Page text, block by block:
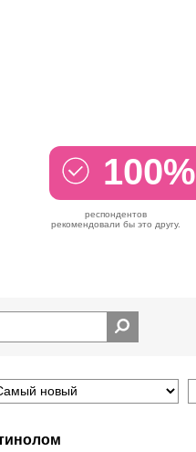
100%
респондентов
рекомендовали бы это другу.